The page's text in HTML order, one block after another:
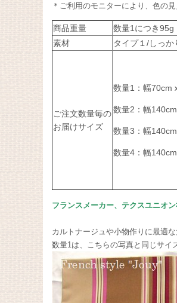
＊ご利用のモニターにより、色の
商品重量
数量1につき95g
素材
タイプ１/しっ
ご注文数量毎の
お届けサイズ
数量1：幅70cm
数量2：幅
数量3：幅
数量4：幅
フランスメーカー、テクスユニオ
カルトナージュや小物作りに最適な
数量1は、こちらの写真と同じサイ